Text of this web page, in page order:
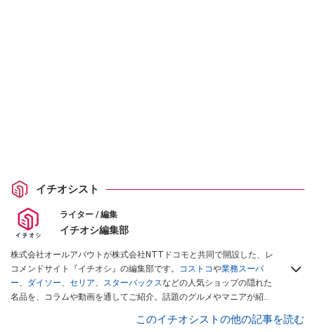
イチオシスト
ライター / 編集
イチオシ編集部
株式会社オールアバウトが株式会社NTTドコモと共同で開設した、レ
コメンドサイト『イチオシ』の編集部です。 コストコや業務スーパ
ー、 ダイソー、 セリア、 スターバックスなどの人気ショップの隠れた
名品を、コラムや動画を通してご紹介。話題のグルメやマニアが紹介
インフルエンサーが実際に使用してレビューしています。毎日トレン
このイチオシストの他の記事を読む